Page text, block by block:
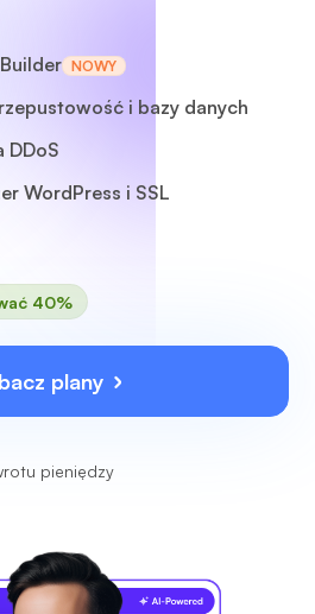
NOWY
i bazy danych
DDoS
WordPress i SSL
40%
plany
pieniędzy